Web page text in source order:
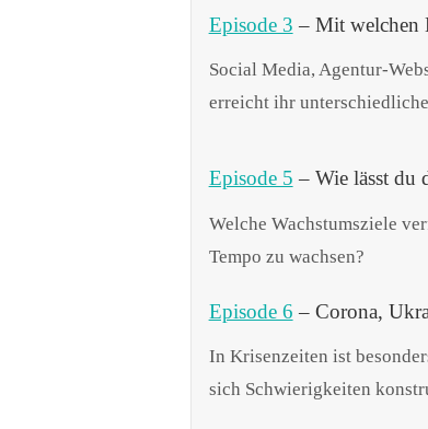
Episode 3 – Mit welchen
Social Media, Agentur-
erreicht ihr
Episode 5 – Wie lässt du
Welche Wachstumsziele
Tempo zu wachsen?
Episode 6 – Corona,
In Krisenzeiten ist
sich Schwierigkeiten